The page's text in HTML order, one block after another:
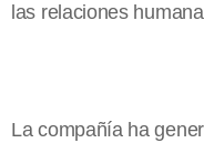
las relaciones
La compañía ha